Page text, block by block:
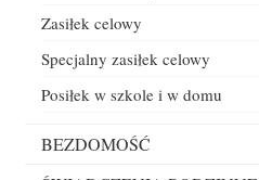
Zasiłek celowy
Specjalny zasiłek celowy
Posiłek w szkole i w domu
BEZDOMOŚĆ